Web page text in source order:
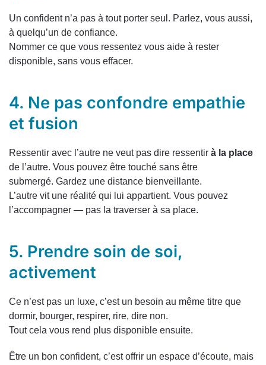
Un confident n’a pas à tout porter seul. Parlez, vous aussi,
à quelqu’un de confiance.
Nommer ce que vous ressentez vous aide à rester
disponible, sans vous effacer.
4. Ne pas confondre empathie
et fusion
Ressentir avec l’autre ne veut pas dire ressentir à la place
de l’autre. Vous pouvez être touché sans être
submergé. Gardez une distance bienveillante.
L’autre vit une réalité qui lui appartient. Vous pouvez
l’accompagner — pas la traverser à sa place.
5. Prendre soin de soi,
activement
Ce n’est pas un luxe, c’est un besoin au même titre que
dormir, bourger, respirer, rire, dire non.
Tout cela vous rend plus disponible ensuite.
Être un bon confident, c’est offrir un espace d’écoute, mais